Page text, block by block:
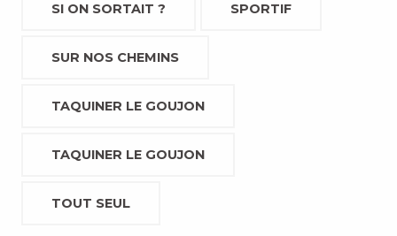
SI ON SORTAIT ? SPORTIF
SUR NOS CHEMINS
TAQUINER LE GOUJON
TAQUINER LE GOUJON
TOUT SEUL